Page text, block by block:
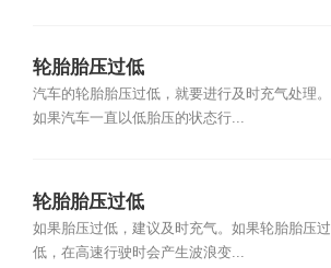
轮胎胎压过低
汽车的轮胎胎压过低，就要进行及时充气处理。
如果汽车一直以低胎压的状态行...
轮胎胎压过低
如果胎压过低，建议及时充气。如果轮胎胎压过
低，在高速行驶时会产生波浪变...